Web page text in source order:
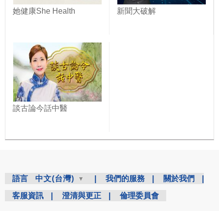
她健康She Health 新聞大破解
談古論今話中醫
語言 中文(台灣) 我們的服務 關於我們
客服資訊 澄清與更正 倫理委員會